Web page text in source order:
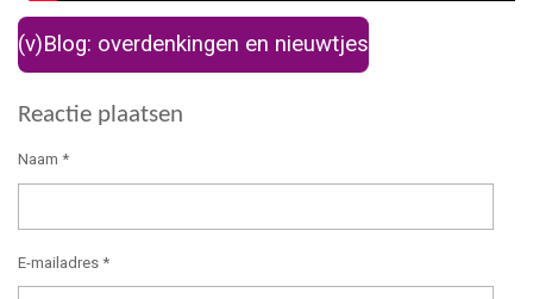
(v)Blog: overdenkingen en nieuwtjes
Reactie plaatsen
Naam *
E-mailadres *